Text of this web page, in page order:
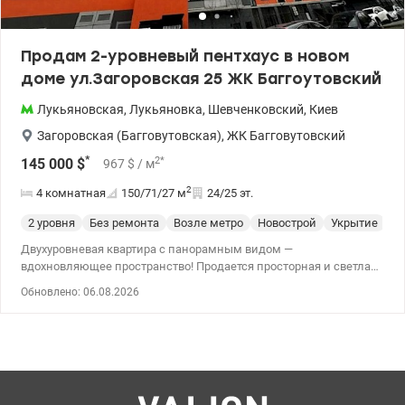
Продам 2-уровневый пентхаус в новом
доме ул.Загоровская 25 ЖК Баггоутовский
Лукьяновская, Лукьяновка, Шевченковский, Киев
Загоровская (Багговутовская), ЖК Багговутовский
145 000 $* 967 $ / м2*
4 комнатная 150/71/27 м2 24/25 эт.
2 уровня Без ремонта Возле метро Новострой Укрытие
Двухуровневая квартира с панорамным видом —
вдохновляющее пространство! Продается просторная и светлая
Идеальный вариант для тех, кто ценит уют, стиль и
зонирование: отдельно для жизни, работы и отдыха - состояние
Обновлено: 06.08.2026